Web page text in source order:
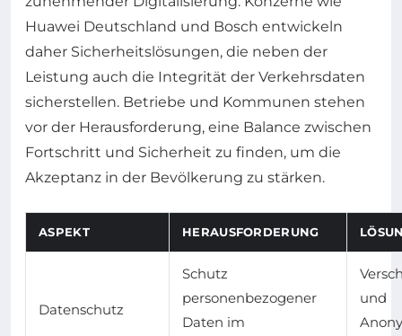
Huawei Deutschland und Bosch entwickeln
daher Sicherheitslösungen, die neben der
Leistung auch die Integrität der Verkehrsdaten
sicherstellen. Betriebe und Kommunen stehen
vor der Herausforderung, eine Balance zwischen
Fortschritt und Sicherheit zu finden, um die
Akzeptanz in der Bevölkerung zu stärken.
ASPEKT HERAUSFORDERUNG
Datenschutz
Schutz
personenbezogener
Daten im
und